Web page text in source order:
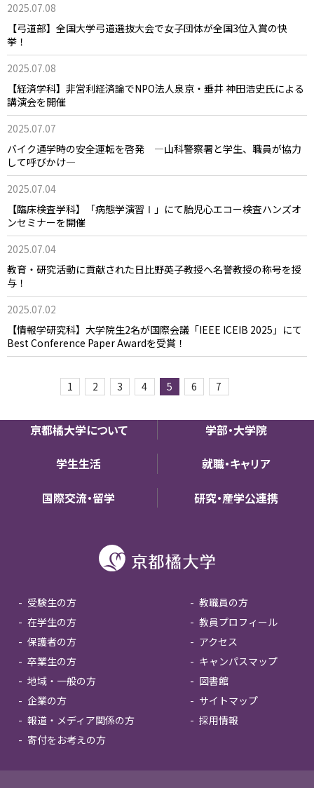
2025.07.08
【弓道部】全国大学弓道選抜大会で女子団体が全国3位入賞の快
挙！
2025.07.08
【経済学科】非営利経済論でNPO法人泉京・垂井 神田浩史氏による
講演会を開催
2025.07.07
バイク通学時の安全運転を啓発 ―山科警察署と学生、職員が協力
して呼びかけ―
2025.07.04
【臨床検査学科】「病態学演習Ⅰ」にて胎児心エコー検査ハンズオ
ンセミナーを開催
2025.07.04
教育・研究活動に貢献された日比野英子教授へ名誉教授の称号を授
与！
2025.07.02
【情報学研究科】大学院生2名が国際会議「IEEE ICEIB 2025」にて
Best Conference Paper Awardを受賞！
1 2 3 4 5 6 7
京都橘大学について 学部・大学院
学生生活 就職・キャリア
国際交流・留学 研究・産学公連携
受験生の方
在学生の方
保護者の方
卒業生の方
地域・一般の方
企業の方
報道・メディア関係の方
寄付をお考えの方
教職員の方
教員プロフィール
アクセス
キャンパスマップ
図書館
サイトマップ
採用情報